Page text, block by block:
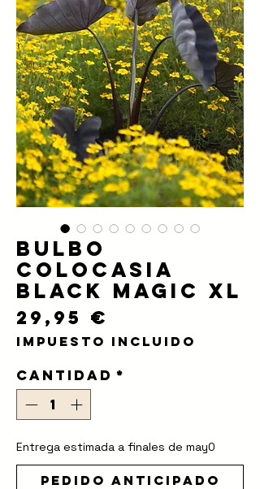
Bulbo
Colocasia
Black Magic XL
29,95 €
Impuesto incluido
Cantidad *
Entrega estimada a finales de may0
Pedido anticipado